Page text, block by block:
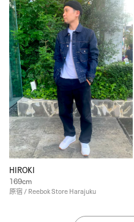
HIROKI
169cm
原宿 / Reebok Store Harajuku